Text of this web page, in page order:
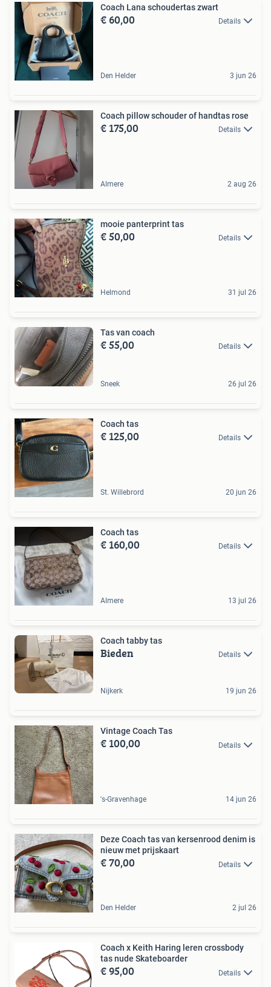
Coach Lana schoudertas zwart
€ 60,00 Details
Den Helder 3 jun 26
Coach pillow schouder of handtas rose
€ 175,00 Details
Almere 2 aug 26
mooie panterprint tas
€ 50,00 Details
Helmond 31 jul 26
Tas van coach
€ 55,00 Details
Sneek 26 jul 26
Coach tas
€ 125,00 Details
St. Willebrord 20 jun 26
Coach tas
€ 160,00 Details
Almere 13 jul 26
Coach tabby tas
Bieden Details
Nijkerk 19 jun 26
Vintage Coach Tas
€ 100,00 Details
's-Gravenhage 14 jun 26
Deze Coach tas van kersenrood denim is
nieuw met prijskaart
€ 70,00 Details
Den Helder 2 jul 26
Coach x Keith Haring leren crossbody
tas nude Skateboarder
€ 95,00 Details